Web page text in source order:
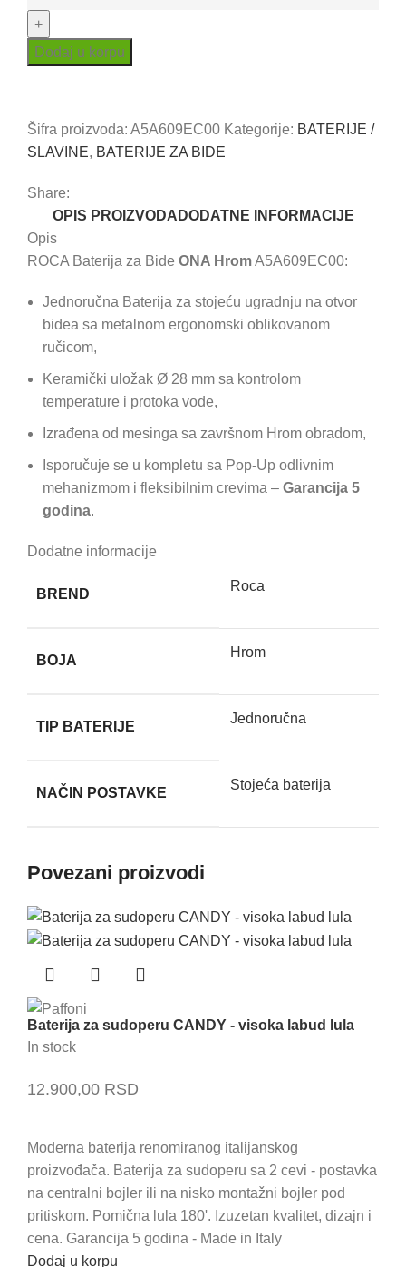
Bide
ROCA
Dodaj u korpu
Šifra proizvoda: A5A609EC00 Kategorije: BATERIJE /
SLAVINE, BATERIJE ZA BIDE
Share:
OPIS PROIZVODA DODATNE INFORMACIJE
Opis
ROCA Baterija za Bide ONA HromA5A609EC00:
Jednoručna Baterija za stojeću ugradnju na otvor
bidea sa metalnom ergonomski oblikovanom
ručicom,
Keramički uložak Ø 28 mm sa kontrolom
temperature i protoka vode,
Izrađena od mesinga sa završnom Hrom obradom,
Isporučuje se u kompletu sa Pop-Up odlivnim
mehanizmom i fleksibilnim crevima – Garancija 5
godina.
Dodatne informacije
BREND
Roca
BOJA
Hrom
TIP BATERIJE
Jednoručna
NAČIN POSTAVKE
Stojeća baterija
Povezani proizvodi
Baterija za sudoperu CANDY - visoka labud lula
In stock
12.900,00 RSD
Moderna baterija renomiranog italijanskog
proizvođača. Baterija za sudoperu sa 2 cevi - postavka
na centralni bojler ili na nisko montažni bojler pod
pritiskom. Pomična lula 180'. Izuzetan kvalitet, dizajn i
cena. Garancija 5 godina - Made in Italy
Dodaj u korpu